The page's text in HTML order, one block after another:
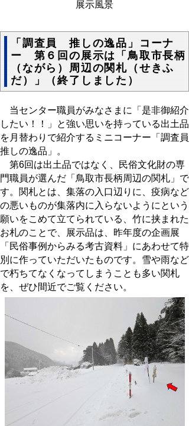
展示風景
「調査員 推しの逸品」コーナ
ー 第６回の展示は「鳥取市長柄
（ながら）周辺の関札（せきふ
だ）」（終了しました）
当センター職員がみなさまに「是非御紹介
したい！！」と強い思いを持っている出土品
を月替わりで紹介するミニコーナー「調査員
推しの逸品」。
第6回は出土品ではなく、民俗文化財の専
門職員が選んだ「鳥取市長柄周辺の関札」で
す。関札とは、集落の入口辺りに、疫病など
の悪いものが集落内に入らないようにという
願いをこめて立てられている、竹に挟まれた
お札のことで、展示品は、昨年度の企画展
「民俗事例からみる考古資料」にあわせて特
別に作っていただいたものです。雪や雨など
で朽ちてなくなってしまうことも多い関札
を、ぜひ間近でご覧ください。